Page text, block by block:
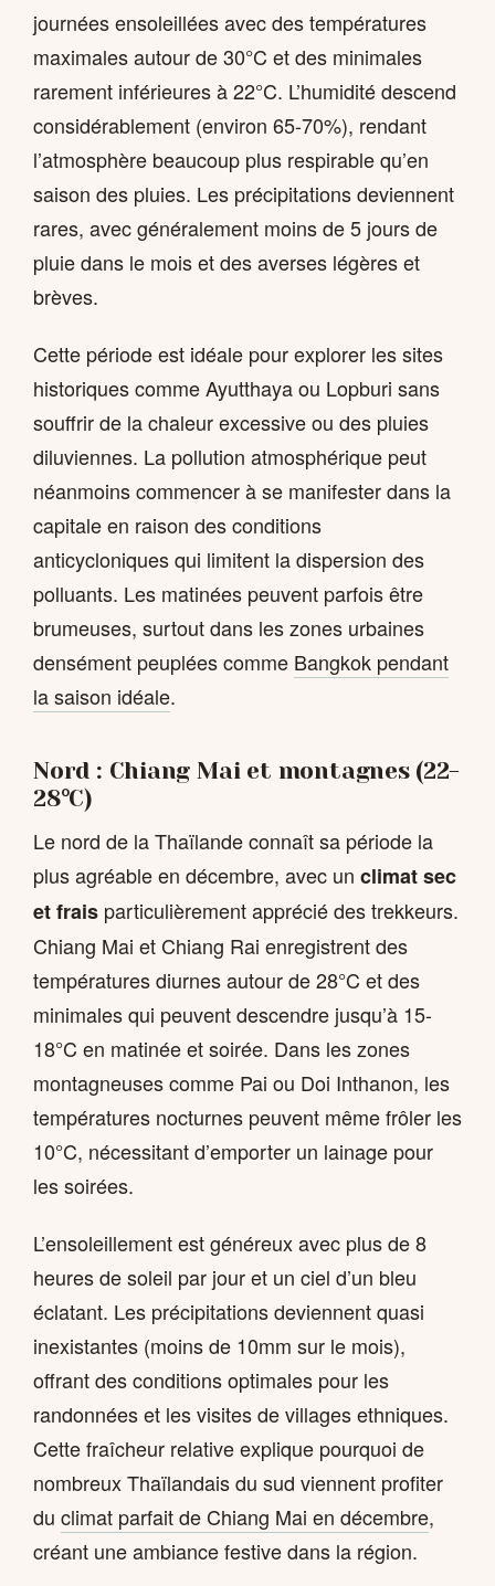
journées ensoleillées avec des températures
maximales autour de 30°C et des minimales
rarement inférieures à 22°C. L’humidité descend
considérablement (environ 65-70%), rendant
l’atmosphère beaucoup plus respirable qu’en
saison des pluies. Les précipitations deviennent
rares, avec généralement moins de 5 jours de
pluie dans le mois et des averses légères et
brèves.
Cette période est idéale pour explorer les sites
historiques comme Ayutthaya ou Lopburi sans
souffrir de la chaleur excessive ou des pluies
diluviennes. La pollution atmosphérique peut
néanmoins commencer à se manifester dans la
capitale en raison des conditions
anticycloniques qui limitent la dispersion des
polluants. Les matinées peuvent parfois être
brumeuses, surtout dans les zones urbaines
densément peuplées comme Bangkok pendant
la saison idéale.
Nord : Chiang Mai et montagnes (22-
28°C)
Le nord de la Thaïlande connaît sa période la
plus agréable en décembre, avec un climat sec
et frais particulièrement apprécié des trekkeurs.
Chiang Mai et Chiang Rai enregistrent des
températures diurnes autour de 28°C et des
minimales qui peuvent descendre jusqu’à 15-
18°C en matinée et soirée. Dans les zones
montagneuses comme Pai ou Doi Inthanon, les
températures nocturnes peuvent même frôler les
10°C, nécessitant d’emporter un lainage pour
les soirées.
L’ensoleillement est généreux avec plus de 8
heures de soleil par jour et un ciel d’un bleu
éclatant. Les précipitations deviennent quasi
inexistantes (moins de 10mm sur le mois),
offrant des conditions optimales pour les
randonnées et les visites de villages ethniques.
Cette fraîcheur relative explique pourquoi de
nombreux Thaïlandais du sud viennent profiter
du climat parfait de Chiang Mai en décembre,
créant une ambiance festive dans la région.